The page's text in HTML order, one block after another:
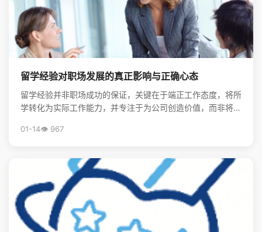
留学经验对职场发展的真正影响与正确心态
留学经验并非职场成功的保证，关键在于端正工作态度，将所
学转化为实际工作能力，并专注于为公司创造价值，而非将其
01-14👁️ 967